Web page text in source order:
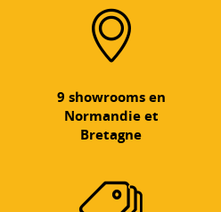
9 showrooms en
Normandie et
Bretagne